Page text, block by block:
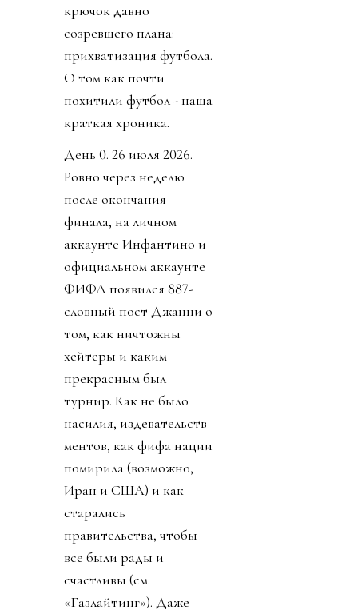
крючок давно
созревшего плана:
прихватизация футбола.
О том как почти
похитили футбол - наша
краткая хроника.
День 0. 26 июля 2026.
Ровно через неделю
после окончания
финала, на личном
аккаунте Инфантино и
официальном аккаунте
ФИФА появился 887-
словный пост Джанни о
том, как ничтожны
хейтеры и каким
прекрасным был
турнир. Как не было
насилия, издевательств
ментов, как фифа нации
помирила (возможно,
Иран и США) и как
старались
правительства, чтобы
все были рады и
счастливы (см.
«Газлайтинг»). Даже